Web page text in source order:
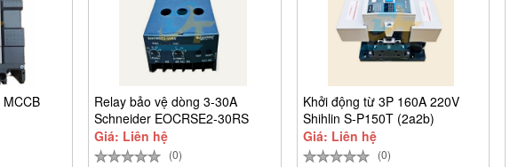
Relay bảo vệ dòng 3-30A
Schneider EOCRSE2-30RS
Giá: Liên hệ
(0)
Khởi động từ 3P 160A 220V
Shihlin S-P150T (2a2b)
Giá: Liên hệ
(0)